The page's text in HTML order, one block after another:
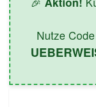
Nutze Code